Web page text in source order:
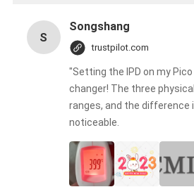
S
Songshang
trustpilot.com
"Setting the IPD on my
changer! The three
ranges, and the difference
noticeable.